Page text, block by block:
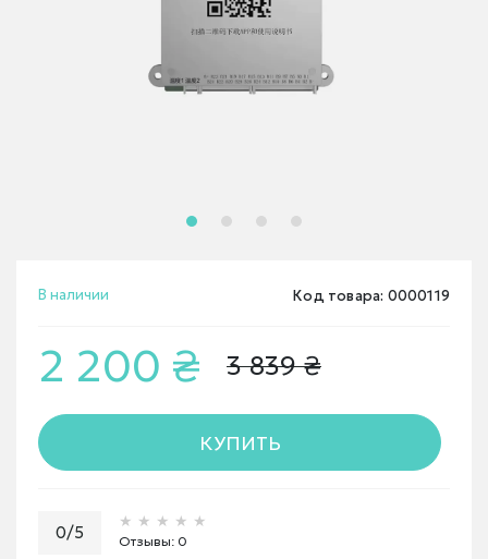
В наличии Код товара: 0000119
2 200 ₴ 3 839 ₴
КУПИТЬ
0/5
★★★★★
★★★★★
★★★★★
Отзывы: 0